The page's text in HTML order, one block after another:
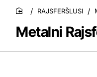
Metalni
home
RAJSFERŠLUSI